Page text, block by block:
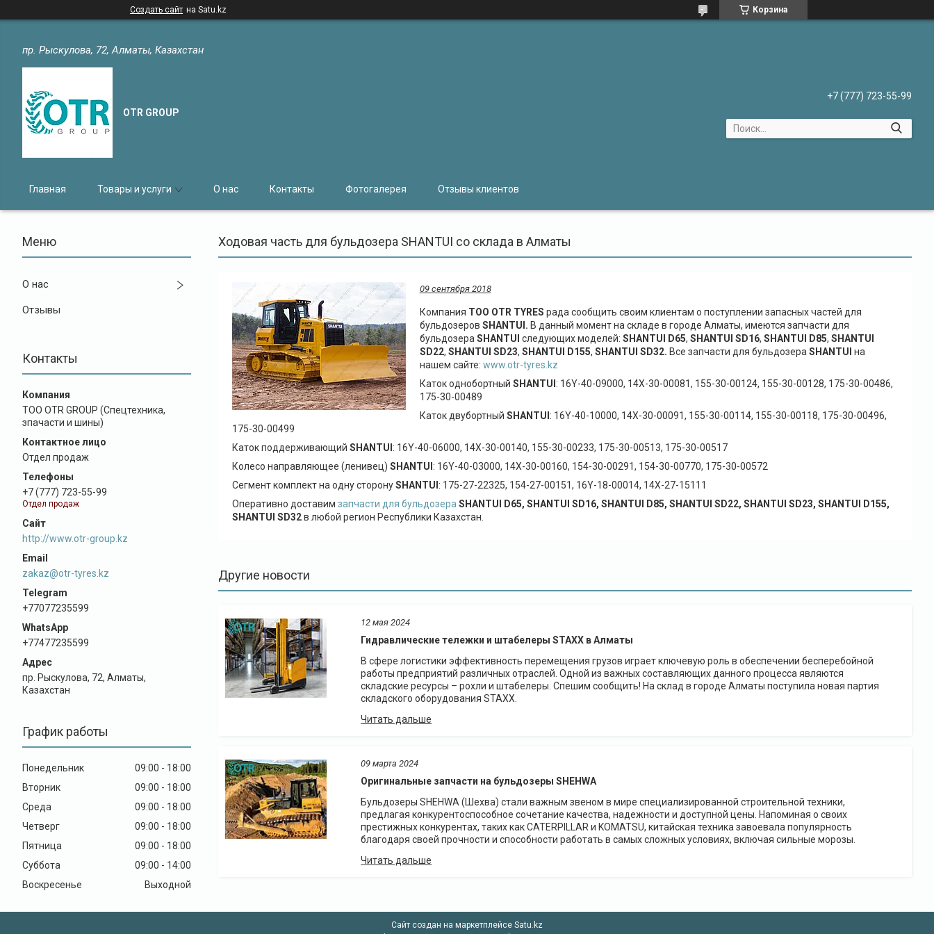
Создать сайт на Satu.kz Корзина
пр. Рыскулова, 72, Алматы, Казахстан
OTR GROUP
+7 (777) 723-55-99
Главная Товары и услуги О нас Контакты Фотогалерея Отзывы клиентов
О нас
Отзывы
Контакты
ТОО OTR GROUP (Спецтехника,
зпачасти и шины)
Отдел продаж
+7 (777) 723-55-99
Отдел продаж
http://www.otr-group.kz
zakaz@otr-tyres.kz
+77077235599
+77477235599
пр. Рыскулова, 72, Алматы,
Казахстан
График работы
Понедельник 09:00
18:00
Вторник
09:00
18:00
Среда
09:00
18:00
Четверг
09:00
18:00
Пятница
09:00
18:00
Суббота
09:00
14:00
Воскресенье
Выходной
Ходовая часть для бульдозера SHANTUI со склада в Алматы
09 сентября 2018
Компания ТОО OTR TYRES рада сообщить своим клиентам о поступлении запасных частей для
бульдозеров SHANTUI. В данный момент на складе в городе Алматы, имеются запчасти для
бульдозера SHANTUI следующих моделей: SHANTUI D65, SHANTUI SD16, SHANTUI D85, SHANTUI
SD22, SHANTUI SD23, SHANTUI D155, SHANTUI SD32. Все запчасти для бульдозера SHANTUI на
нашем сайте: www.otr-tyres.kz
Каток однобортный SHANTUI : 16Y-40-09000, 14X-30-00081, 155-30-00124, 155-30-00128, 175-30-00486,
175-30-00489
Каток двубортный SHANTUI : 16Y-40-10000, 14X-30-00091, 155-30-00114, 155-30-00118, 175-30-00496,
175-30-00499
Каток поддерживающий SHANTUI : 16Y-40-06000, 14X-30-00140, 155-30-00233, 175-30-00513, 175-30-00517
Колесо направляющее (ленивец) SHANTUI : 16Y-40-03000, 14X-30-00160, 154-30-00291, 154-30-00770, 175-30-00572
Сегмент комплект на одну сторонуSHANTUI : 175-27-22325, 154-27-00151, 16Y-18-00014, 14X-27-15111
Оперативно доставим запчасти для бульдозера SHANTUI D65, SHANTUI SD16, SHANTUI D85, SHANTUI SD22, SHANTUI SD23, SHANTUI D155,
SHANTUI SD32в любой регион Республики Казахстан.
Другие новости
12 мая 2024
Гидравлические тележки и штабелеры STAXX в Алматы
В сфере логистики эффективность перемещения грузов играет ключевую роль в обеспечении бесперебойной
работы предприятий различных отраслей. Одной из важных составляющих данного процесса являются
складские ресурсы – рохли и штабелеры. Спешим сообщить! На склад в городе Алматы поступила новая партия
складского оборудования STAXX.
09 марта 2024
Оригинальные запчасти на бульдозеры SHEHWA
Бульдозеры SHEHWA (Шехва) стали важным звеном в мире специализированной строительной техники,
предлагая конкурентоспособное сочетание качества, надежности и доступной цены. Напоминая о своих
престижных конкурентах, таких как CATERPILLAR и KOMATSU, китайская техника завоевала популярность
благодаря своей прочности и способности работать в самых сложных условиях, включая сильные морозы.
Сайт создан на маркетплейсе Satu.kz